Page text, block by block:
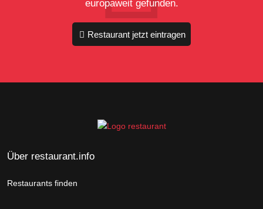
europaweit gefunden.
Restaurant jetzt eintragen
Über restaurant.info
Restaurants finden